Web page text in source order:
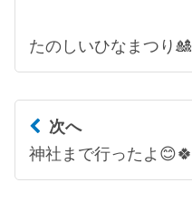
たのしいひなまつり🎎
次へ
神社まで行ったよ😊🍀